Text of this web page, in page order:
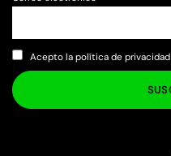
Acepto la política de privacidad